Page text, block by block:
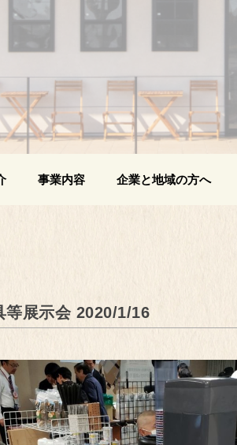
事業内容 企業と地域の方へ
等展示会 2020/1/16